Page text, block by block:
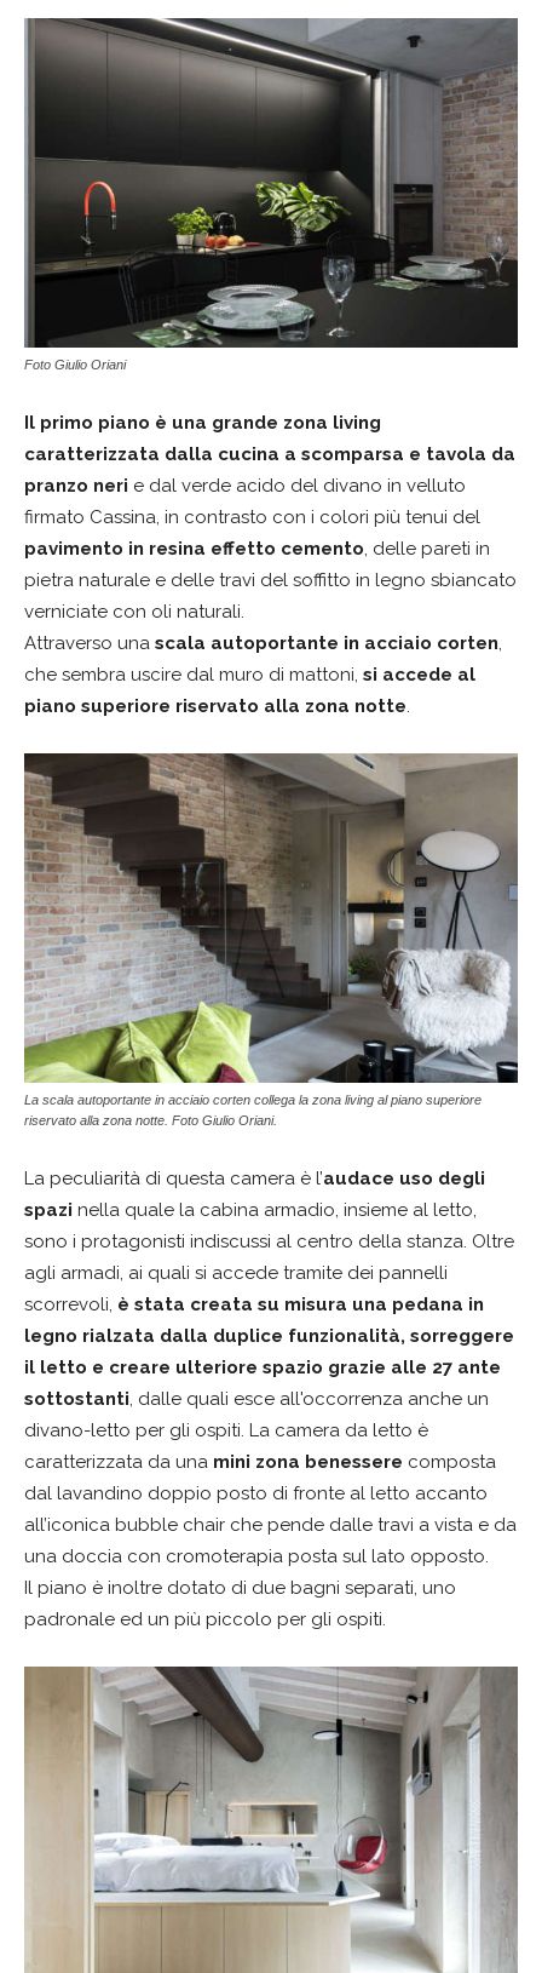
Foto Giulio Oriani
Il primo piano è una grande zona living
caratterizzata dalla cucina a scomparsa e tavola da
pranzo neri e dal verde acido del divano in velluto
firmato Cassina, in contrasto con i colori più tenui del
pavimento in resina effetto cemento , delle pareti in
pietra naturale e delle travi del soffitto in legno sbiancato
verniciate con oli naturali.
Attraverso una scala autoportante in acciaio corten
che sembra uscire dal muro di mattoni, si accede al
piano superiore riservato alla zona notte
La scala autoportante in acciaio corten collega la zona living al piano superiore
riservato alla zona notte. Foto Giulio Oriani.
La peculiarità di questa camera è l’audace uso degli
spazi nella quale la cabina armadio, insieme al letto,
sono i protagonisti indiscussi al centro della stanza. Oltre
agli armadi, ai quali si accede tramite dei pannelli
scorrevoli, è stata creata su misura una pedana in
legno rialzata dalla duplice funzionalità, sorreggere
il letto e creare ulteriore spazio grazie alle 27 ante
sottostanti , dalle quali esce all'occorrenza anche un
divano-letto per gli ospiti. La camera da letto è
caratterizzata da una mini zona benessere composta
dal lavandino doppio posto di fronte al letto accanto
all’iconica bubble chair che pende dalle travi a vista e da
una doccia con cromoterapia posta sul lato opposto.
Il piano è inoltre dotato di due bagni separati, uno
padronale ed un più piccolo per gli ospiti.